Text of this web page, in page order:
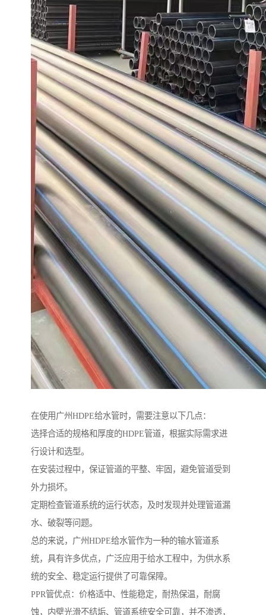
在使用广州HDPE给水管时，需要注意以下几点：
选择合适的规格和厚度的HDPE管道，根据实际需求进
行设计和选型。
在安装过程中，保证管道的平整、牢固，避免管道受到
外力损坏。
定期检查管道系统的运行状态，及时发现并处理管道漏
水、破裂等问题。
总的来说，广州HDPE给水管作为一种的输水管道系
统，具有许多优点，广泛应用于给水工程中，为供水系
统的安全、稳定运行提供了可靠保障。
PPR管优点：价格适中、性能稳定，耐热保温，耐腐
蚀，内壁光滑不结垢、管道系统安全可靠，并不渗透，